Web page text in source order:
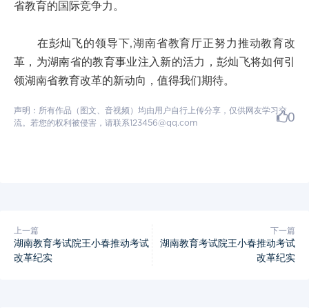
省教育的国际竞争力。
在彭灿飞的领导下,湖南省教育厅正努力推动教育改
革，为湖南省的教育事业注入新的活力，彭灿飞将如何引
领湖南省教育改革的新动向，值得我们期待。
声明：所有作品（图文、音视频）均由用户自行上传分享，仅供网友学习交
流。若您的权利被侵害，请联系123456@qq.com
0
上一篇
湖南教育考试院王小春推动考试
改革纪实
下一篇
湖南教育考试院王小春推动考试
改革纪实